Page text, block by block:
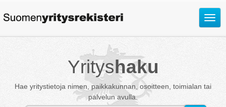
Avaa
Yrityshaku
Hae yritystietoja nimen, paikkakunnan, osoitteen, toimialan tai
palvelun avulla.